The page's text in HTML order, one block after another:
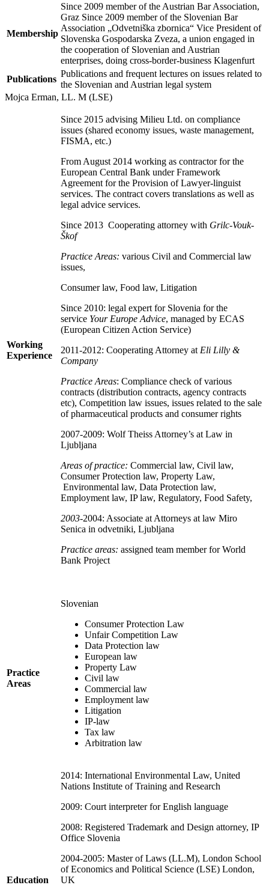
Membership
Since 2009 member of the Austrian Bar Association,
Graz Since 2009 member of the Slovenian Bar
Association „Odvetniška zbornica“ Vice President of
Slovenska Gospodarska Zveza, a union engaged in
the cooperation of Slovenian and Austrian
enterprises, doing cross-border-business Klagenfurt
Publications
Publications and frequent lectures on issues related to
the Slovenian and Austrian legal system
Mojca Erman, LL. M (LSE)
Working
Experience
Since 2015 advising Milieu Ltd. on compliance
issues (shared economy issues, waste management,
FISMA, etc.)
From August 2014 working as contractor for the
European Central Bank under Framework
Agreement for the Provision of Lawyer-linguist
services. The contract covers translations as well as
legal advice services.
Since 2013 Cooperating attorney with Grilc-Vouk-
Škof
Practice Areas: various Civil and Commercial law
issues,
Consumer law, Food law, Litigation
Since 2010: legal expert for Slovenia for the
service Your Europe Advice, managed by ECAS
(European Citizen Action Service)
2011-2012: Cooperating Attorney at Eli Lilly &
Company
Practice Areas: Compliance check of various
contracts (distribution contracts, agency contracts
etc), Competition law issues, issues related to the sale
of pharmaceutical products and consumer rights
2007-2009: Wolf Theiss Attorney’s at Law in
Ljubljana
Areas of practice: Commercial law, Civil law,
Consumer Protection law, Property Law,
Environmental law, Data Protection law,
Employment law, IP law, Regulatory, Food Safety,
2003-2004: Associate at Attorneys at law Miro
Senica in odvetniki, Ljubljana
Practice areas: assigned team member for World
Bank Project
Practice
Areas
Slovenian
Consumer Protection Law
Unfair Competition Law
Data Protection law
European law
Property Law
Civil law
Commercial law
Employment law
Litigation
IP-law
Tax law
Arbitration law
Education
2014: International Environmental Law, United
Nations Institute of Training and Research
2009: Court interpreter for English language
2008: Registered Trademark and Design attorney, IP
Office Slovenia
2004-2005: Master of Laws (LL.M), London School
of Economics and Political Science (LSE) London,
UK